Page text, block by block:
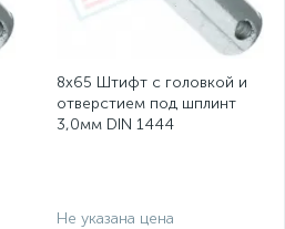
8х65 Штифт с головкой и
отверстием под шплинт
3,0мм DIN 1444
Не указана цена